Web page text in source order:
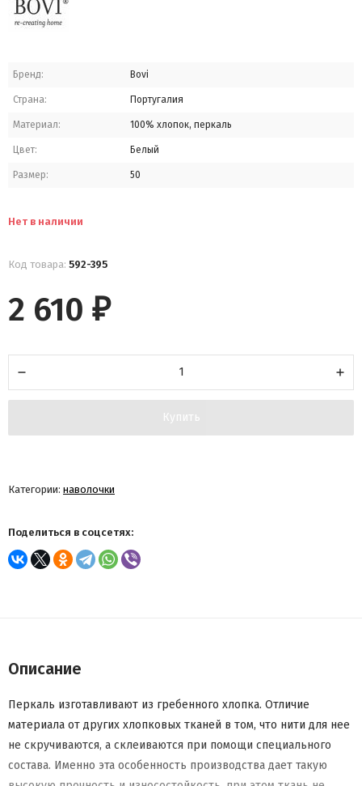
Бренд: Bovi
Страна: Португалия
Материал: 100% хлопок, перкаль
Цвет: Белый
Размер: 50
Нет в наличии
Код товара: 592-395
2 610 ₽
Купить
Категории: наволочки
Поделиться в соцсетях:
Описание
Перкаль изготавливают из гребенного хлопка. Отличие
материала от других хлопковых тканей в том, что нити для нее
не скручиваются, а склеиваются при помощи специального
состава. Именно эта особенность производства дает такую